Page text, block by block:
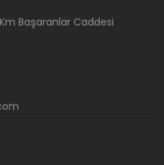
Başaranlar Caddesi